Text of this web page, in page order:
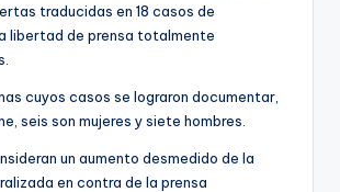
traducidas en 18 casos de
libertad de prensa totalmente
cuyos casos se lograron documentar,
seis son mujeres y siete hombres.
un aumento desmedido de la
en contra de la prensa